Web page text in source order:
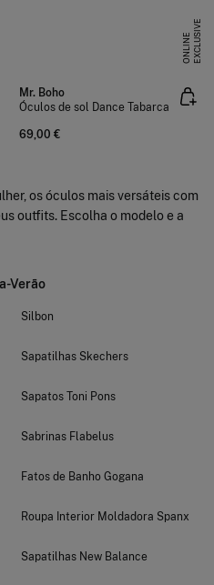
E
X
C
L
U
SI
V
E
O
N
L
I
N
E
Mr. Boho
Óculos de sol Dance Tabarca
69,00 €
os óculos mais versáteis com
outfits. Escolha o modelo e a
Verão
Silbon
Sapatilhas Skechers
Sapatos Toni Pons
Sabrinas Flabelus
Fatos de Banho Gogana
Roupa Interior Moldadora Spanx
Sapatilhas New Balance